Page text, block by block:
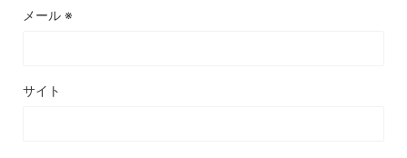
メール ※
サイト